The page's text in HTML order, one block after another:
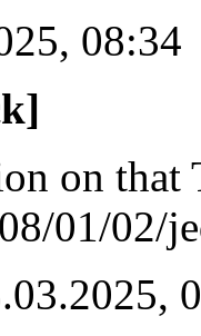
08:34
on that
01/